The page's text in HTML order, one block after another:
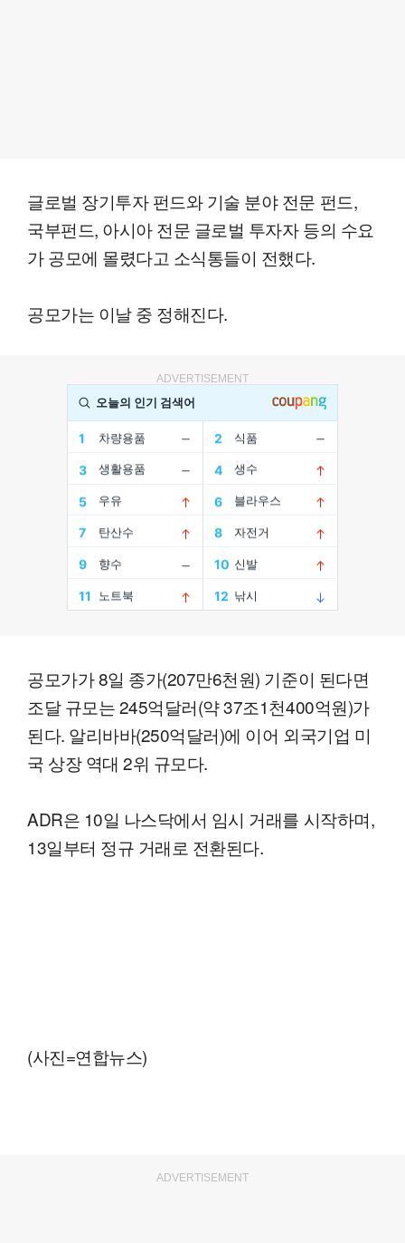
글로벌 장기투자 펀드와 기술 분야 전문 펀드,
국부펀드, 아시아 전문 글로벌 투자자 등의 수요
가 공모에 몰렸다고 소식통들이 전했다.
공모가는 이날 중 정해진다.
ADVERTISEMENT
공모가가 8일 종가(207만6천원) 기준이 된다면
조달 규모는 245억달러(약 37조1천400억원)가
된다. 알리바바(250억달러)에 이어 외국기업 미
국 상장 역대 2위 규모다.
ADR은 10일 나스닥에서 임시 거래를 시작하며,
13일부터 정규 거래로 전환된다.
(사진=연합뉴스)
ADVERTISEMENT